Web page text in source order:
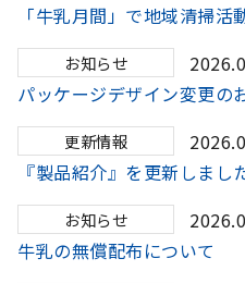
「牛乳月間」で地域清掃活
お知らせ
パッケージデザイン変更の
更新情報
『製品紹介』を更新しまし
お知らせ
牛乳の無償配布について